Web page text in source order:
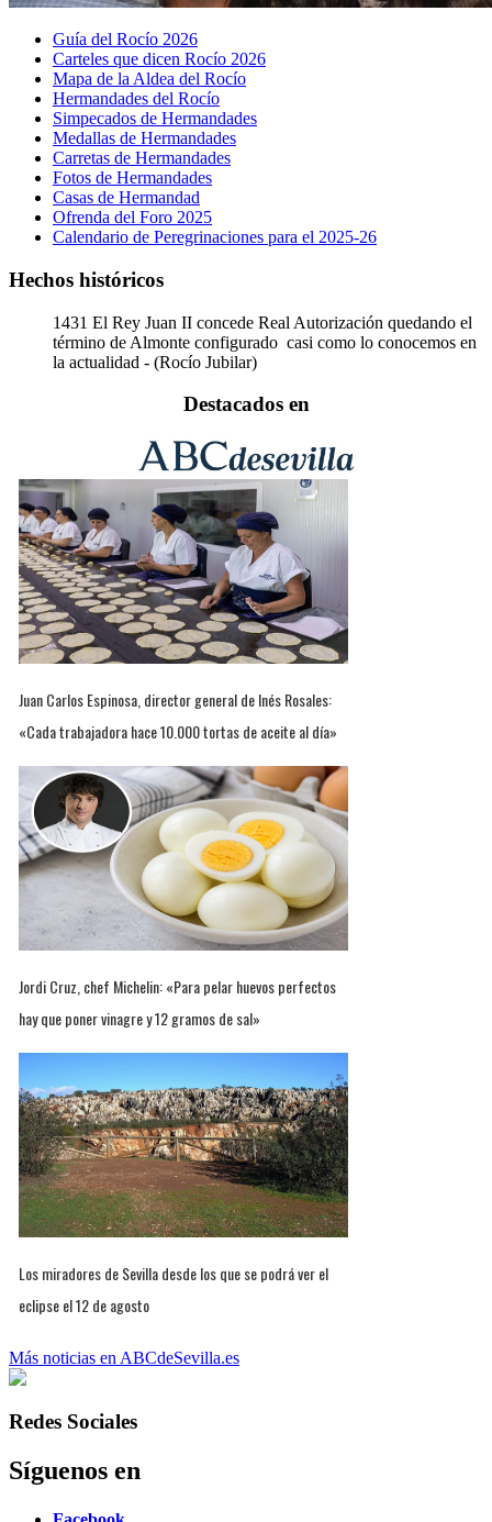
Guía del Rocío 2026
Carteles que dicen Rocío 2026
Mapa de la Aldea del Rocío
Hermandades del Rocío
Simpecados de Hermandades
Medallas de Hermandades
Carretas de Hermandades
Fotos de Hermandades
Casas de Hermandad
Ofrenda del Foro 2025
Calendario de Peregrinaciones para el 2025-26
Hechos históricos
1431 El Rey Juan II concede Real Autorización quedando el
término de Almonte configurado casi como lo conocemos en
la actualidad - (Rocío Jubilar)
Destacados en
Juan Carlos Espinosa, director general de Inés Rosales:
«Cada trabajadora hace 10.000 tortas de aceite al día»
Jordi Cruz, chef Michelin: «Para pelar huevos perfectos
hay que poner vinagre y 12 gramos de sal»
Los miradores de Sevilla desde los que se podrá ver el
eclipse el 12 de agosto
Más noticias en ABCdeSevilla.es
Redes Sociales
Síguenos en